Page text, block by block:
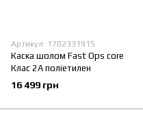
Артикул: 1702331915
Каска шолом Fast Ops core
Клас 2А поліетилен
16 499 грн